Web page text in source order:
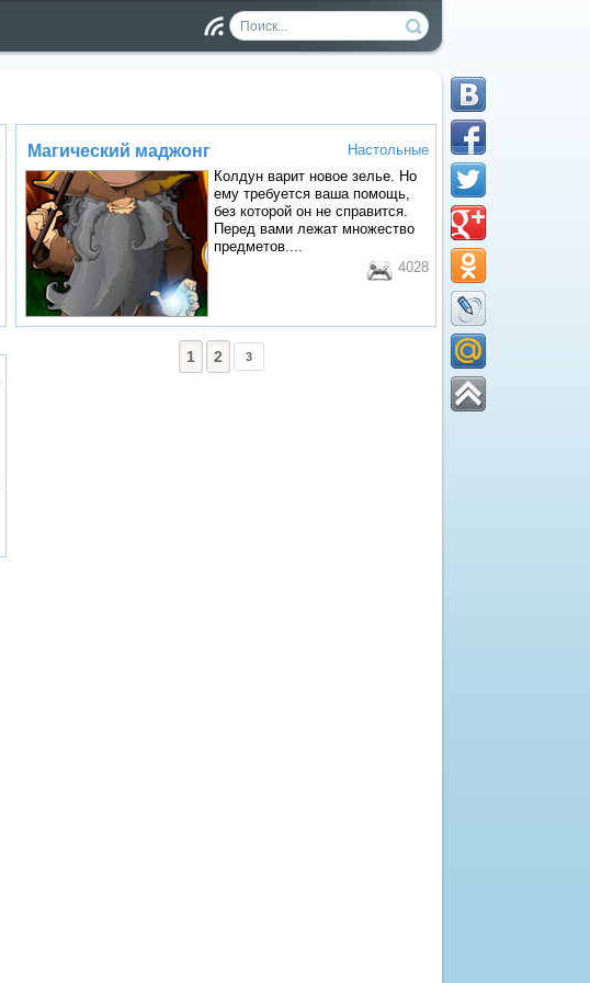
ен
Магический маджонг
Настольные
Колдун варит новое зелье. Но
ему требуется ваша помощь,
без которой он не справится.
Перед вами лежат множество
предметов....
4028
1 2 3